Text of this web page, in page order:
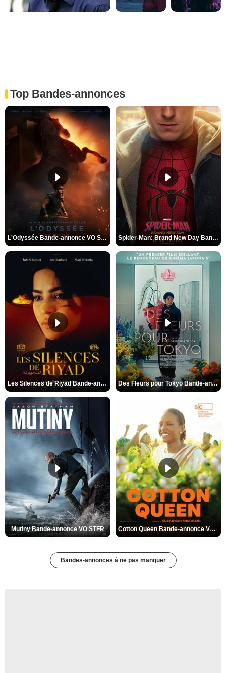
Top Bandes-annonces
L'Odyssée Bande-annonce VO STFR Spider-Man: Brand New Day Bande-annonce VO STFR
Les Silences de Riyad Bande-annonce VO STFR Des Fleurs pour Tokyo Bande-annonce VO STFR
Mutiny Bande-annonce VO STFR Cotton Queen Bande-annonce VO STFR
Bandes-annonces à ne pas manquer